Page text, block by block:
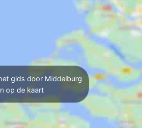
gids door Middelburg
op de kaart